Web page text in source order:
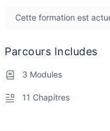
Cette formation est
Parcours Includes
3 Modules
11 Chapitres